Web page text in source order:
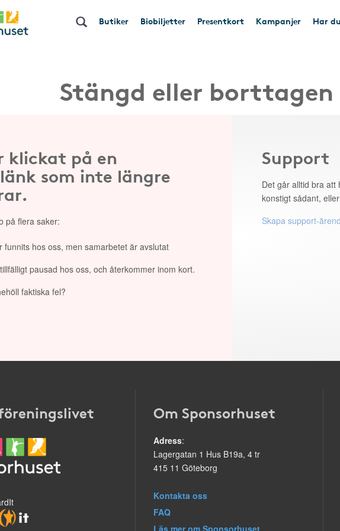
Butiker Biobiljetter Presentkort Kampanjer Har
Stängd eller
klickat på en
som inte längre
på flera saker:
funnits hos oss, men samarbetet är avslutat
pausad hos oss, och återkommer inom kort.
faktiska fel?
Support
Det går alltid bra att
konstigt sådant,
Skapa support-
Om Sponsorhuset
Adress:
Lagergatan 1 Hus B19a, 4 tr
415 11 Göteborg
Kontakta oss
FAQ
Läs mer om Sponsorhuset